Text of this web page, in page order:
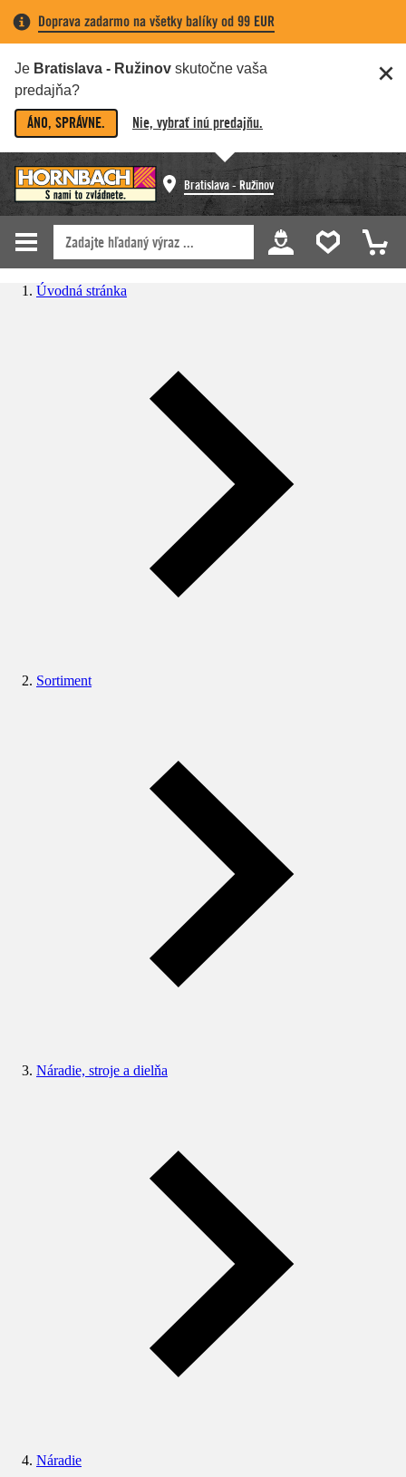
Doprava zadarmo na všetky balíky od 99 EUR
Je Bratislava - Ružinov skutočne vaša
predajňa?
ÁNO, SPRÁVNE. Nie, vybrať inú predajňu.
Bratislava - Ružinov
Úvodná stránka
Sortiment
Náradie, stroje a dielňa
Náradie